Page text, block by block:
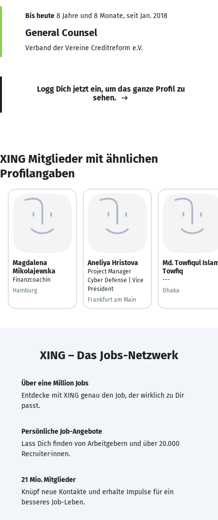
Bis heute 8 Jahre und 8 Monate, seit Jan. 2018
General Counsel
Verband der Vereine Creditreform e.V.
Logg Dich jetzt ein, um das ganze Profil zu
sehen.
XING Mitglieder mit ähnlichen
Profilangaben
Magdalena
Mikolajewska
Finanzcoachin
Hamburg
Aneliya Hristova
Project Manager
Cyber Defense | Vice
President
Frankfurt am Main
Md. Towfiqul
Towfiq
---
Dhaka
XING – Das Jobs-Netzwerk
Über eine Million Jobs
Entdecke mit XING genau den Job, der wirklich zu Dir
passt.
Persönliche Job-Angebote
Lass Dich finden von Arbeitgebern und über 20.000
Recruiter·innen.
21 Mio. Mitglieder
Knüpf neue Kontakte und erhalte Impulse für ein
besseres Job-Leben.